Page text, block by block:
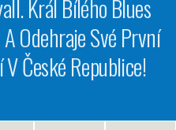
Král Bílého Blues
Odehraje Své První
České Republice!